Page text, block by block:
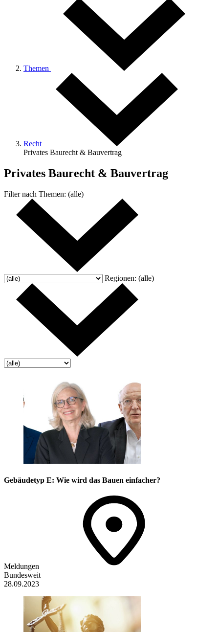
Themen
Recht
Privates Baurecht & Bauvertrag
Privates Baurecht & Bauvertrag
Filter nach Themen: (alle)
Regionen: (alle)
Gebäudetyp E: Wie wird das Bauen einfacher?
Meldungen
Bundesweit
28.09.2023